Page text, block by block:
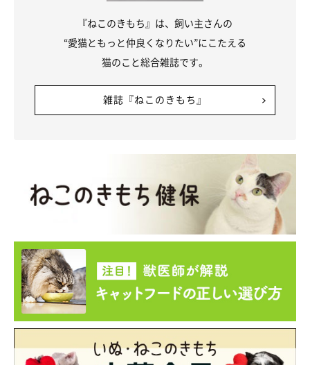
『ねこのきもち』は、飼い主さんの
“愛猫ともっと仲良くなりたい”にこたえる
猫のこと総合雑誌です。
雑誌『ねこのきもち』